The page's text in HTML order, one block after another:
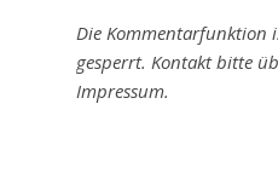
Die Kommentarfunktion
gesperrt. Kontakt bitte
Impressum.